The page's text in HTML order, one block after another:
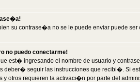
su contrase�a no se le puede enviar puede ser
no puedo conectarme!
est� ingresando el nombre de usuario y
deber� seguir las instrucciones que recibi�. Si
y otros requieren la activaci�n por parte del